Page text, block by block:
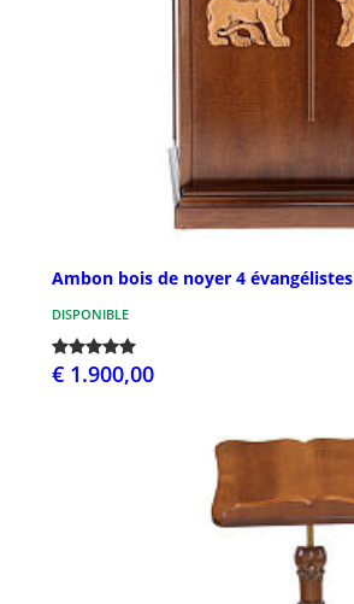
Ambon bois de noyer 4 évangélistes
DISPONIBLE
€ 1.900,00